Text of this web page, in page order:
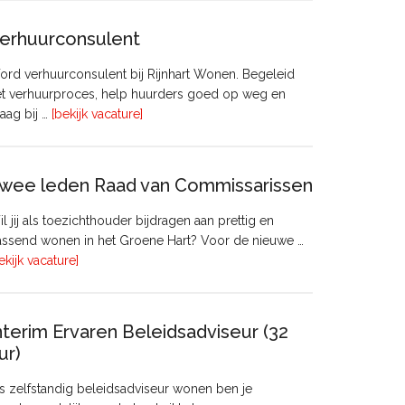
verhuurconsulent bij Rijnhart Wonen. Begeleid
verhuurproces, help huurders goed op weg en
bij …
[bekijk vacature]
leden Raad van Commissarissen
jij als toezichthouder bijdragen aan prettig en
wonen in het Groene Hart? Voor de nieuwe …
vacature]
Commissarissen
Ervaren Beleidsadviseur (32
zelfstandig beleidsadviseur wonen ben je